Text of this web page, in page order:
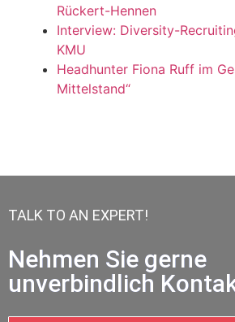
Rückert-Hennen
Interview: Diversity-
KMU
Headhunter Fiona Ruff im
Mittelstand“
TALK TO AN EXPERT!
Nehmen Sie gerne
unverbindlich